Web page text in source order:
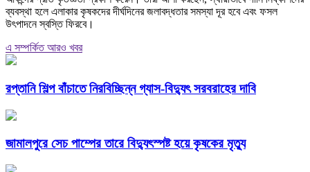
ব্যবস্থা হলে এলাকার কৃষকদের দীর্ঘদিনের জলাবদ্ধতার সমস্যা দূর হবে এবং ফসল
উৎপাদনে স্বস্তি ফিরবে।
এ সম্পর্কিত আরও খবর
রপ্তানি শিল্প বাঁচাতে নিরবিচ্ছিন্ন গ্যাস-বিদ্যুৎ সরবরাহের দাবি
জামালপুরে সেচ পাম্পের তারে বিদ্যুৎস্পষ্ট হয়ে কৃষকের মৃত্যু